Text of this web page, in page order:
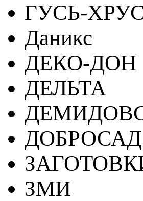
ГУСЬ-
Даникс
ДЕКО-ДОН
ДЕЛЬТА
ДОБРОСАД
ЗМИ